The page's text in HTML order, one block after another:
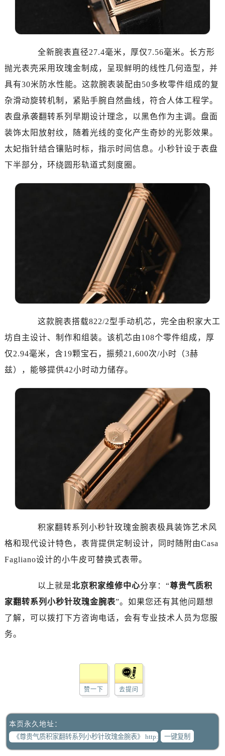
全新腕表直径27.4毫米，厚仅7.56毫米。长方形
抛光表壳采用玫瑰金制成，呈现鲜明的线性几何造型，并
具有30米防水性能。这款腕表装配由50多枚零件组成的复
杂滑动旋转机制，紧贴手腕自然曲线，符合人体工程学。
表盘承袭翻转系列早期设计理念，以黑色作为主调。盘面
装饰太阳放射纹，随着光线的变化产生奇妙的光影效果。
太妃指针结合镶贴时标，指示时间信息。小秒针设于表盘
下半部分，环绕圆形轨道式刻度圈。
这款腕表搭载822/2型手动机芯，完全由积家大工
坊自主设计、制作和组装。该机芯由108个零件组成，厚
仅2.94毫米，含19颗宝石，振频21,600次/小时（3赫
兹），能够提供42小时动力储存。
积家翻转系列小秒针玫瑰金腕表极具装饰艺术风
格和现代设计特色，表背提供定制设计，同时随附由Casa
Fagliano设计的小牛皮可替换式表带。
以上就是北京积家维修中心分享：“尊贵气质积
家翻转系列小秒针玫瑰金腕表”。如果您还有其他问题想
了解，可以拨打下方咨询电话，会有专业技术人员为您服
务。
赞一下 去提问
本页永久地址：
一键复制